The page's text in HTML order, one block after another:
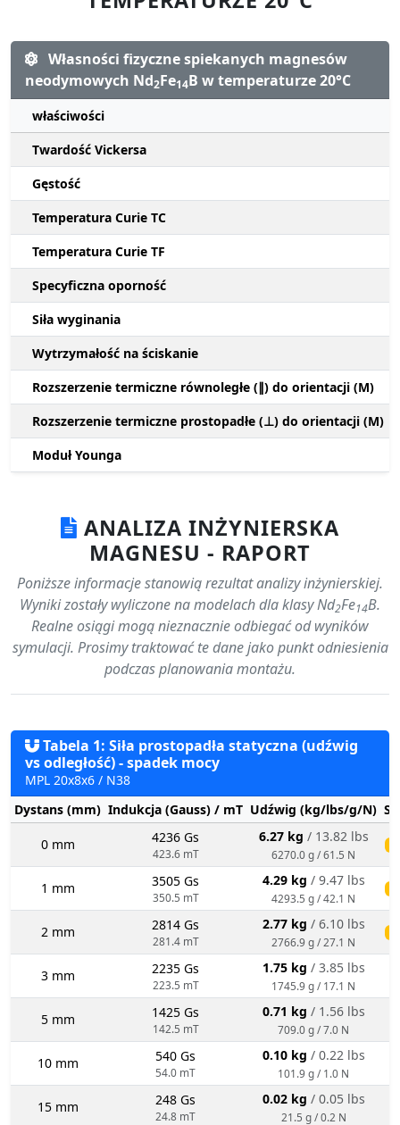
Własności fizyczne spiekanych magnesów
neodymowych Nd2Fe14B w temperaturze 20°C
właściwości
Twardość Vickersa
Gęstość
Temperatura Curie TC
Temperatura Curie TF
Specyficzna oporność
Siła wyginania
Wytrzymałość na ściskanie
Rozszerzenie termiczne równoległe (∥) do orientacji (M)
Rozszerzenie termiczne prostopadłe (⊥) do orientacji (M)
Moduł Younga
ANALIZA INŻYNIERSKA
MAGNESU - RAPORT
Poniższe informacje stanowią rezultat analizy inżynierskiej.
Wyniki zostały wyliczone na modelach dla klasy Nd2Fe14B.
Realne osiągi mogą nieznacznie odbiegać od wyników
symulacji. Prosimy traktować te dane jako punkt odniesienia
podczas planowania montażu.
Tabela 1: Siła prostopadła statyczna (udźwig
vs odległość) - spadek mocy
MPL 20x8x6 / N38
Dystans (mm) Indukcja (Gauss) / mT Udźwig (kg/lbs/g/N)
0 mm 4236 Gs
423.6 mT
6.27 kg / 13.82 lbs
6270.0 g / 61.5 N
1 mm 3505 Gs
350.5 mT
4.29 kg / 9.47 lbs
4293.5 g / 42.1 N
2 mm 2814 Gs
281.4 mT
2.77 kg / 6.10 lbs
2766.9 g / 27.1 N
3 mm 2235 Gs
223.5 mT
1.75 kg / 3.85 lbs
1745.9 g / 17.1 N
5 mm 1425 Gs
142.5 mT
0.71 kg / 1.56 lbs
709.0 g / 7.0 N
10 mm 540 Gs
54.0 mT
0.10 kg / 0.22 lbs
101.9 g / 1.0 N
15 mm 248 Gs
24.8 mT
0.02 kg / 0.05 lbs
21.5 g / 0.2 N